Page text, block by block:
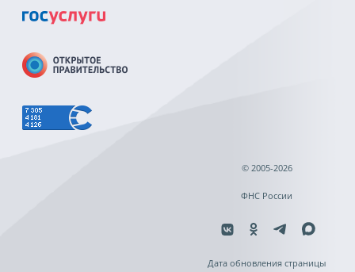
© 2005-2026
ФНС России
Дата обновления страницы